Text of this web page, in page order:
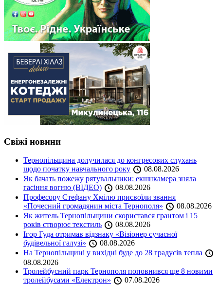
Свіжі новини
Тернопільщина долучилася до конгресових слухань
щодо початку навчального року
08.08.2026
Як бачать пожежу рятувальники: екшнкамера зняла
гасіння вогню (ВІДЕО)
08.08.2026
Професору Стефану Хмілю присвоїли звання
«Почесний громадянин міста Тернополя»
08.08.2026
Як житель Тернопільщини скористався грантом і 15
років створює текстиль
08.08.2026
Ігор Гуда отримав відзнаку «Візіонер сучасної
будівельної галузі»
08.08.2026
На Тернопільщині у вихідні буде до 28 градусів тепла
08.08.2026
Тролейбусний парк Тернополя поповнився ще 8 новими
тролейбусами «Електрон»
07.08.2026